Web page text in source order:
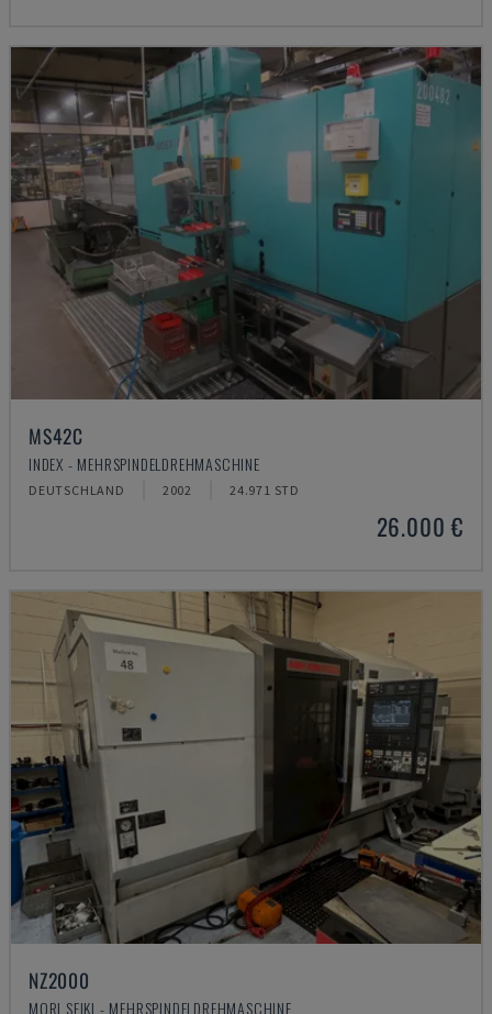
MS42C
INDEX - MEHRSPINDELDREHMASCHINE
DEUTSCHLAND 2002 24.971 STD
26.000 €
NZ2000
MORI SEIKI - MEHRSPINDELDREHMASCHINE